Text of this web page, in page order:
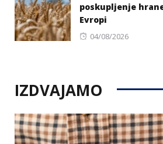
poskupljenje
Evropi
Posted
04/08/2026
IZDVAJAMO